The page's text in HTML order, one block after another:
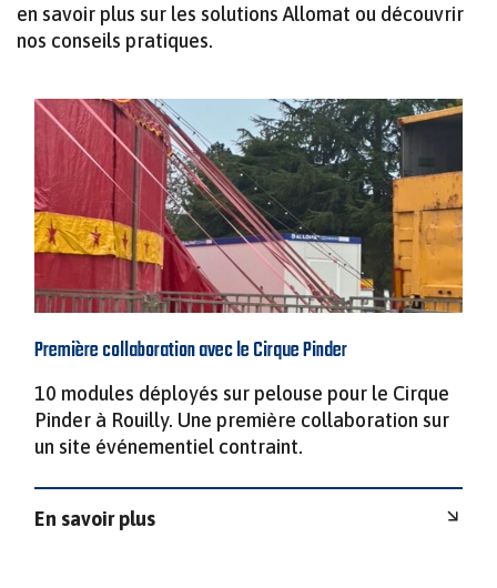
en savoir plus sur les solutions Allomat ou découvrir
nos conseils pratiques.
Première collaboration avec le Cirque Pinder
10 modules déployés sur pelouse pour le Cirque
Pinder à Rouilly. Une première collaboration sur
un site événementiel contraint.
En savoir plus